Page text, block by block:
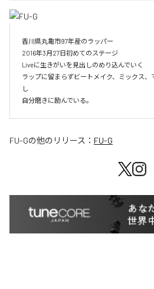
香川県丸亀市97年産のラッパー
2016年3月27日初めてのステージ
Liveに生きがいを見出しのめり込んでいく
ラップに留まらずビートメイク、ミックス
し
自分磨きに励んでいる。
FU-Gの他のリリース： FU-G